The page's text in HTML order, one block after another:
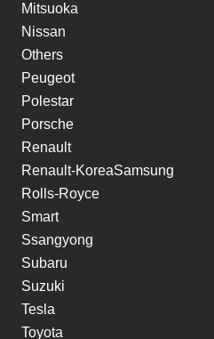
Mitsuoka
Nissan
Others
Peugeot
Polestar
Porsche
Renault
Renault-KoreaSamsung
Rolls-Royce
Smart
Ssangyong
Subaru
Suzuki
Tesla
Toyota